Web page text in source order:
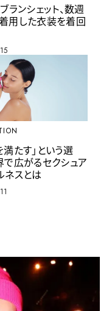
ランシェット、数週
用した衣装を着回
満たす」という選
で広がるセクシュア
ネスとは